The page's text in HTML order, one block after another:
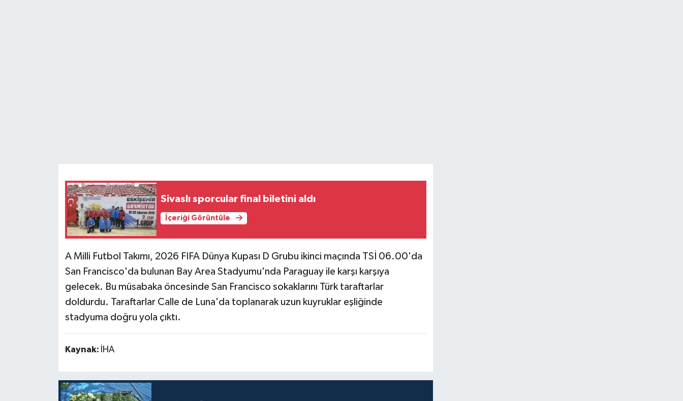
Sivaslı sporcular final biletini aldı
İçeriği Görüntüle
A Milli Futbol Takımı, 2026 FIFA Dünya Kupası D Grubu ikinci maçında TSİ 06.00'da
San Francisco'da bulunan Bay Area Stadyumu'nda Paraguay ile karşı karşıya
gelecek. Bu müsabaka öncesinde San Francisco sokaklarını Türk taraftarlar
doldurdu. Taraftarlar Calle de Luna'da toplanarak uzun kuyruklar eşliğinde
stadyuma doğru yola çıktı.
Kaynak: İHA